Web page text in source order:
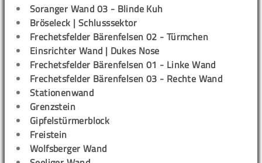
Soranger Wand 03 - Blinde Kuh
Bröseleck | Schlusssektor
Frechetsfelder Bärenfelsen 02 - Türmchen
Einsrichter Wand | Dukes Nose
Frechetsfelder Bärenfelsen 01 - Linke Wand
Frechetsfelder Bärenfelsen 03 - Rechte Wand
Stationenwand
Grenzstein
Gipfelstürmerblock
Freistein
Wolfsberger Wand